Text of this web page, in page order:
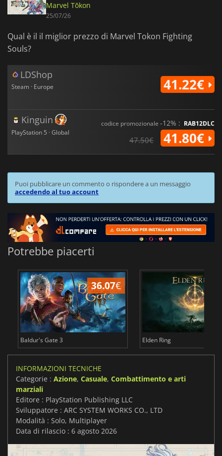
Marvel Tōkon
25/07/26
Qual è il il miglior prezzo di Marvel Tokon Fighting
Souls?
LDShop
Steam · Europe 41.22€
Kinguin
PlayStation 5 · Global
codice promozionale -12% : RAB12DLC
47.50€ 41.80€
Puoi pubblicare un commento o rispondere a un messaggio
accedendo al tuo account
Potrebbe piacerti
36.07€
Baldur's Gate 3 Elden Ring
INFORMAZIONI TECNICHE
Categorie : Azione, Casuale, Combattimento e arti
marziali
Editore : PlayStation Publishing LLC
Sviluppatore : ARC SYSTEM WORKS CO., LTD
Modalità : Solo, Multiplayer
Data di rilascio : 6 agosto 2026